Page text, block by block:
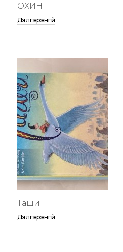
ОХИН
Дэлгэрэнгүй
Таши 1
Дэлгэрэнгүй